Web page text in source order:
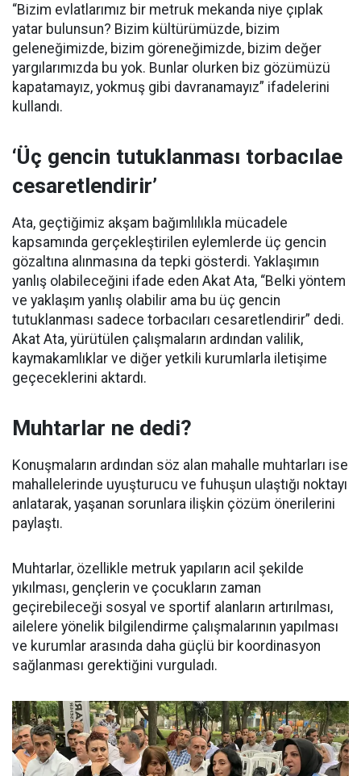
“Bizim evlatlarımız bir metruk mekanda niye çıplak
yatar bulunsun? Bizim kültürümüzde, bizim
geleneğimizde, bizim göreneğimizde, bizim değer
yargılarımızda bu yok. Bunlar olurken biz gözümüzü
kapatamayız, yokmuş gibi davranamayız” ifadelerini
kullandı.
‘Üç gencin tutuklanması torbacılae
cesaretlendirir’
Ata, geçtiğimiz akşam bağımlılıkla mücadele
kapsamında gerçekleştirilen eylemlerde üç gencin
gözaltına alınmasına da tepki gösterdi. Yaklaşımın
yanlış olabileceğini ifade eden Akat Ata, “Belki yöntem
ve yaklaşım yanlış olabilir ama bu üç gencin
tutuklanması sadece torbacıları cesaretlendirir” dedi.
Akat Ata, yürütülen çalışmaların ardından valilik,
kaymakamlıklar ve diğer yetkili kurumlarla iletişime
geçeceklerini aktardı.
Muhtarlar ne dedi?
Konuşmaların ardından söz alan mahalle muhtarları ise
mahallelerinde uyuşturucu ve fuhuşun ulaştığı noktayı
anlatarak, yaşanan sorunlara ilişkin çözüm önerilerini
paylaştı.
Muhtarlar, özellikle metruk yapıların acil şekilde
yıkılması, gençlerin ve çocukların zaman
geçirebileceği sosyal ve sportif alanların artırılması,
ailelere yönelik bilgilendirme çalışmalarının yapılması
ve kurumlar arasında daha güçlü bir koordinasyon
sağlanması gerektiğini vurguladı.